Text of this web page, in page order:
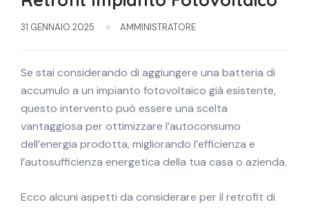
31 GENNAIO 2025 AMMINISTRATORE
Se stai considerando di aggiungere una batteria di
accumulo a un impianto fotovoltaico già esistente,
questo intervento può essere una scelta
vantaggiosa per ottimizzare l’autoconsumo
dell’energia prodotta, migliorando l’efficienza e
l’autosufficienza energetica della tua casa o azienda.
Ecco alcuni aspetti da considerare per il retrofit di